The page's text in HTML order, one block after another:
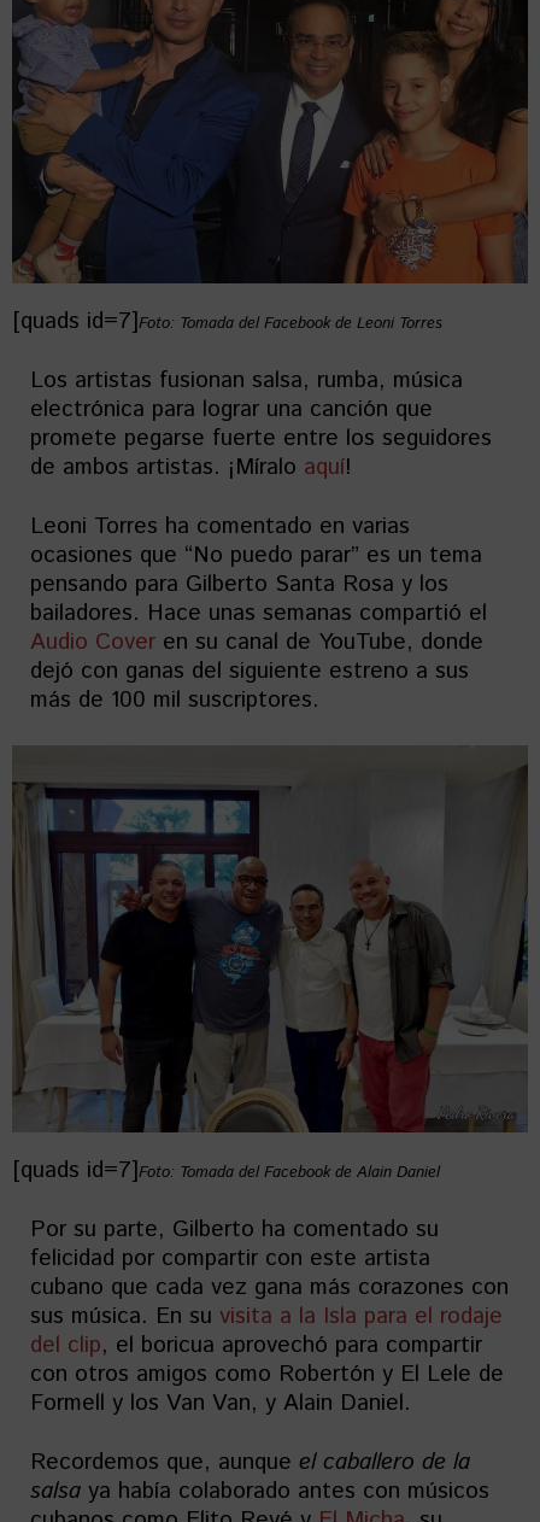
[quads id=7]Foto: Tomada del Facebook de Leoni Torres
Los artistas fusionan salsa, rumba, música
electrónica para lograr una canción que
promete pegarse fuerte entre los seguidores
de ambos artistas. ¡Míralo aquí!
Leoni Torres ha comentado en varias
ocasiones que “No puedo parar” es un tema
pensando para Gilberto Santa Rosa y los
bailadores. Hace unas semanas compartió el
Audio Cover en su canal de YouTube, donde
dejó con ganas del siguiente estreno a sus
más de 100 mil suscriptores.
[quads id=7]Foto: Tomada del Facebook de Alain Daniel
Por su parte, Gilberto ha comentado su
felicidad por compartir con este artista
cubano que cada vez gana más corazones con
sus música. En su visita a la Isla para el rodaje
del clip, el boricua aprovechó para compartir
con otros amigos como Robertón y El Lele de
Formell y los Van Van, y Alain Daniel.
Recordemos que, aunque el caballero de la
salsa ya había colaborado antes con músicos